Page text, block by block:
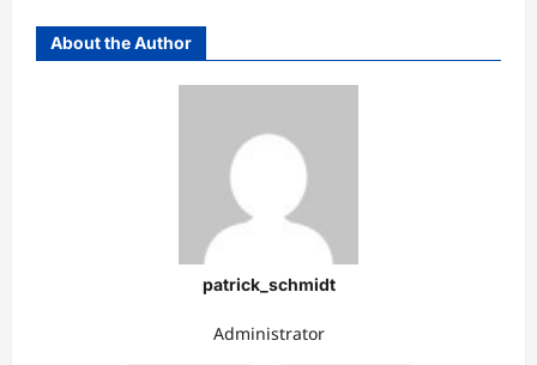
About the Author
patrick_schmidt
Administrator